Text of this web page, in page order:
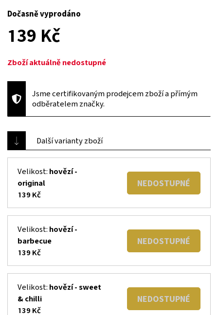
Dočasně vyprodáno
139 Kč
Zboží aktuálně nedostupné
Jsme certifikovaným prodejcem zboží a přímým
odběratelem značky.
Další varianty zboží
Velikost: hovězí -
original
139 Kč
NEDOSTUPNÉ
Velikost: hovězí -
barbecue
139 Kč
NEDOSTUPNÉ
Velikost: hovězí - sweet
& chilli
139 Kč
NEDOSTUPNÉ